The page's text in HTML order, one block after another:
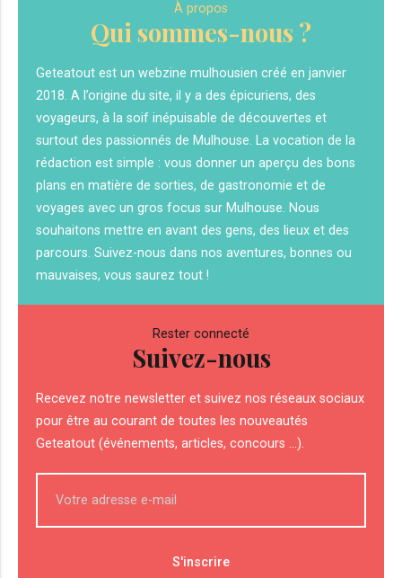
À propos
Qui sommes-nous ?
Geteatout est un webzine mulhousien créé en janvier
2018. A l’origine du site, il y a des épicuriens, des
voyageurs, à la soif inépuisable de découvertes et
surtout des passionnés de Mulhouse. La vocation de la
rédaction est simple : vous donner un aperçu des bons
plans en matière de sorties, de gastronomie et de
voyages avec un gros focus sur Mulhouse. Nous
souhaitons mettre en avant des gens, des lieux et des
parcours. Suivez-nous dans nos aventures, bonnes ou
mauvaises, vous saurez tout !
Rester connecté
Suivez-nous
Recevez notre newsletter et suivez nos réseaux sociaux
pour être au courant de toutes les nouveautés
Geteatout (événements, articles, concours ...).